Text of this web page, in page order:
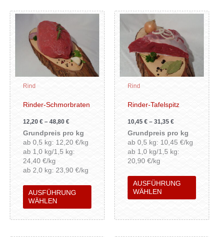
Rind
Rinder-Schmorbraten
12,20€ –48,80€
Grundpreis pro kg
ab 0,5 kg: 12,20 €/kg
ab 1,0 kg/1,5 kg:
24,40 €/kg
ab 2,0 kg: 23,90 €/kg
AUSFÜHRUNG
WÄHLEN
Dieses
Produkt
weist
mehrere
Varianten
auf.
Optionen
können
Produktseite
gewählt
werden
Rind
Rinder-Tafelspitz
10,45€ –31,35€
Grundpreis pro kg
ab 0,5 kg: 10,45 €/kg
ab 1,0 kg/1,5 kg:
20,90 €/kg
AUSFÜHRUNG
WÄHLEN
Dieses
Produkt
weist
können
gewählt
werden